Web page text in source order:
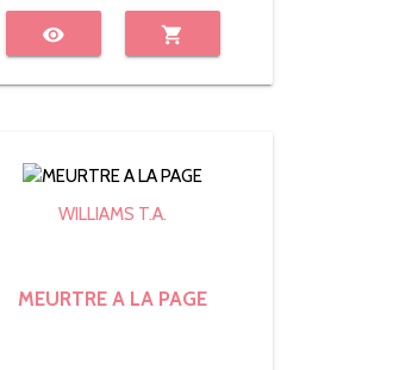
visibility shopping_cart
WILLIAMS T.A.
MEURTRE A LA PAGE